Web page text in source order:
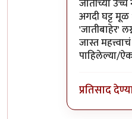
जातींच्या
अगदी घट्ट
'जातीबाहेर'
जास्त
पाहिलेल्या/
प्रतिसाद